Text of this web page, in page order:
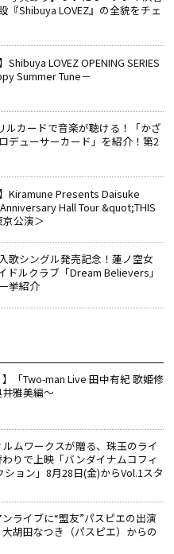
『Shibuya LOVEZ』の全貌をチェ
Shibuya LOVEZ OPENING SERIES
Summer Tune－
ルカードで音楽が聴ける！「かざ
デューサーカード」を紹介！第2
Kiramune Presents Daisuke
Hall Tour &quot;THIS
公演＞
歌シングル発売記念！蓮ノ空女
ドルクラブ「Dream Believers」
挙紹介
】「Two-man Live 田中有紀 歌姫修
雅美編～
ムワークスが贈る、珠玉のライ
りで上映「バンダイナムコフィ
ョン」8月28日(金)からVol.1スタ
ライブに“盟友”パスピエの出演
胡田なつき（パスピエ）からの